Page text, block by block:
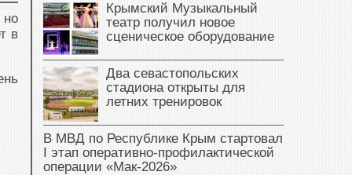
но
в
Крымский Музыкальный
театр получил новое
сценическое оборудование
Два севастопольских
стадиона открыты для
летних тренировок
В МВД по Республике Крым стартовал
I этап оперативно‑профилактической
операции «Мак‑2026»